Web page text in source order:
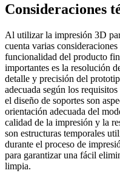
Consideraciones
Al utilizar la impresión 3D
cuenta varias
funcionalidad del producto
importantes es la resolución
detalle y precisión del
adecuada según los
el diseño de soportes son
orientación adecuada del
calidad de la impresión y la
son estructuras temporales
durante el proceso de
para garantizar una fácil
limpia.